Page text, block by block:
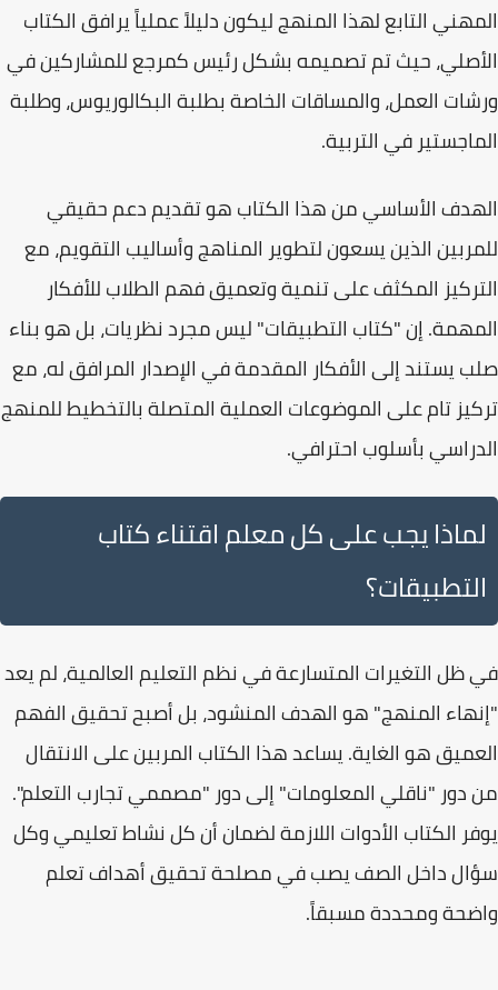
المهنيالتابع لهذا المنهج ليكون دليلاً عملياً يرافق الكتاب
الأصلي، حيث تم تصميمه بشكل رئيس كمرجع للمشاركين في
ورشات العمل، والمساقات الخاصة بطلبة البكالوريوس، وطلبة
الماجستير في التربية.
الهدف الأساسي من هذا الكتاب هو تقديم دعم حقيقي
للمربين الذين يسعون لتطوير المناهج وأساليب التقويم، مع
التركيز المكثف علىتنمية وتعميق فهم الطلاب للأفكار
المهمة. إن "كتاب التطبيقات" ليس مجرد نظريات، بل هو بناء
صلب يستند إلى الأفكار المقدمة في الإصدار المرافق له، مع
تركيز تام على الموضوعات العملية المتصلة بالتخطيط للمنهج
الدراسي بأسلوب احترافي.
لماذا يجب على كل معلم اقتناء كتاب
التطبيقات؟
في ظل التغيرات المتسارعة في نظم التعليم العالمية، لم يعد
"إنهاء المنهج" هو الهدف المنشود، بل أصبحتحقيق الفهم
العميقهو الغاية. يساعد هذا الكتاب المربين على الانتقال
من دور "ناقلي المعلومات" إلى دور "مصممي تجارب التعلم".
يوفر الكتاب الأدوات اللازمة لضمان أن كل نشاط تعليمي وكل
سؤال داخل الصف يصب في مصلحة تحقيق أهداف تعلم
واضحة ومحددة مسبقاً.